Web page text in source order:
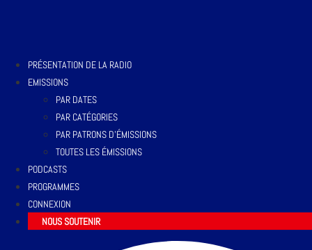
PRÉSENTATION DE LA RADIO
EMISSIONS
PAR DATES
PAR CATÉGORIES
PAR PATRONS D’ÉMISSIONS
TOUTES LES ÉMISSIONS
PODCASTS
PROGRAMMES
CONNEXION
NOUS SOUTENIR